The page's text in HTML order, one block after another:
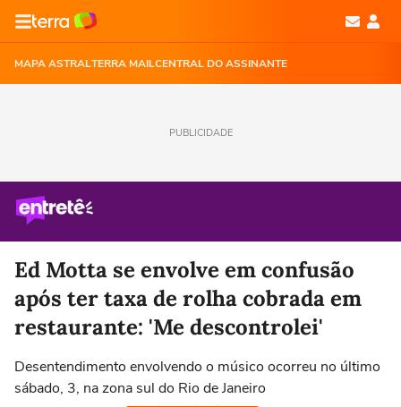
MAPA ASTRALTERRA MAILCENTRAL DO ASSINANTE
PUBLICIDADE
Ed Motta se envolve em confusão
após ter taxa de rolha cobrada em
restaurante: 'Me descontrolei'
Desentendimento envolvendo o músico ocorreu no último
sábado, 3, na zona sul do Rio de Janeiro